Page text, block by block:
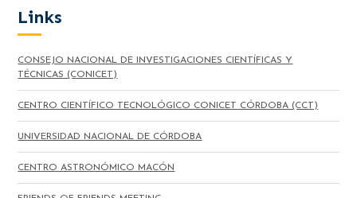
Links
CONSEJO NACIONAL DE INVESTIGACIONES CIENTÍFICAS Y
TÉCNICAS (CONICET)
CENTRO CIENTÍFICO TECNOLÓGICO CONICET CÓRDOBA (CCT)
UNIVERSIDAD NACIONAL DE CÓRDOBA
CENTRO ASTRONÓMICO MACÓN